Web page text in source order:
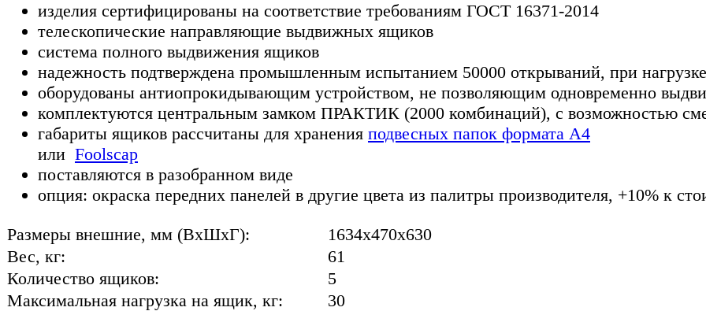
изделия сертифицированы на соответствие требованиям ГОСТ 16371-2014
телескопические направляющие выдвижных ящиков
система полного выдвижения ящиков
надежность подтверждена промышленным испытанием 50000 открываний, при
оборудованы антиопрокидывающим устройством, не позволяющим одновременно
комплектуются центральным замком ПРАКТИК (2000 комбинаций), с возможностью
габариты ящиков рассчитаны для хранения подвесных папок формата А4
или Foolscap
поставляются в разобранном виде
опция: окраска передних панелей в другие цвета из палитры производителя, +10% к
Размеры внешние, мм (ВхШхГ):
1634x470x630
Вес, кг:
61
Количество ящиков:
5
Максимальная нагрузка на ящик, кг:
30